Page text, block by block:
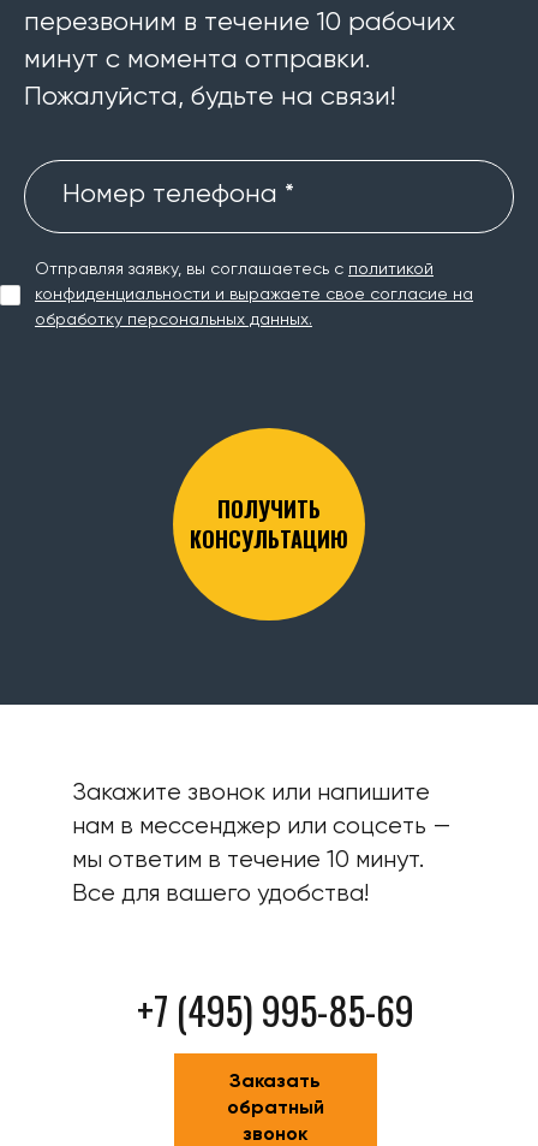
перезвоним в течение 10 рабочих
минут с момента отправки.
Пожалуйста, будьте на связи!
Номер телефона *
Отправляя заявку, вы соглашаетесь с политикой
конфиденциальности и выражаете свое согласие на
обработку персональных данных.
ПОЛУЧИТЬ
КОНСУЛЬТАЦИЮ
Закажите звонок или напишите
нам в мессенджер или соцсеть —
мы ответим в течение 10 минут.
Все для вашего удобства!
+7 (495) 995-85-69
Заказать
обратный
звонок